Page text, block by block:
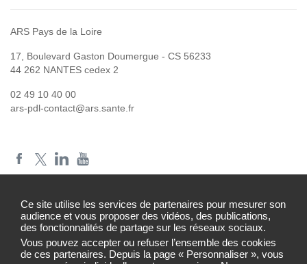
Ce site utilise les services de partenaires pour mesurer son
audience et vous proposer des vidéos, des publications,
des fonctionnalités de partage sur les réseaux sociaux.
Vous pouvez accepter ou refuser l’ensemble des cookies
de ces partenaires. Depuis la page « Personnaliser », vous
ARS Pays de la Loire
17, Boulevard Gaston Doumergue - CS 56233
44 262 NANTES cedex 2
02 49 10 40 00
ars-pdl-contact@ars.sante.fr
Plan du site